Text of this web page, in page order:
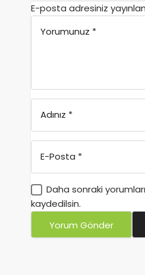
E-posta adresiniz
Yorumunuz *
Adınız *
E-Posta *
Daha sonraki
kaydedilsin.
Yorum Gönder